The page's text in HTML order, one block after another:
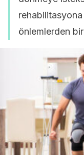
rehabilitasyona
önlemlerden